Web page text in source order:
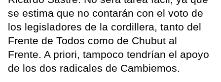
se estima que no contarán con el voto de
los legisladores de la cordillera, tanto del
Frente de Todos como de Chubut al
Frente. A priori, tampoco tendrían el apoyo
de los dos radicales de Cambiemos.